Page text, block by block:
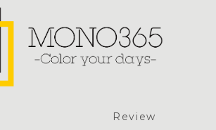
シーバー
Review